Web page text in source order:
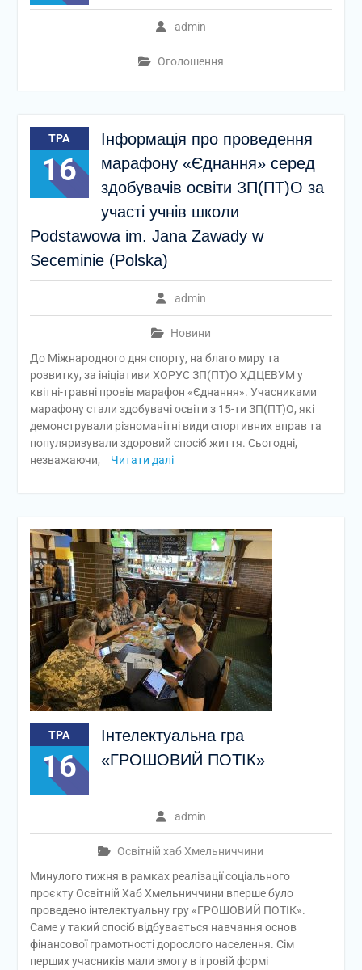
admin
Оголошення
ТРА
16
Інформація про проведення
марафону «Єднання» серед
здобувачів освіти ЗП(ПТ)О за
участі учнів школи
Podstawowa im. Jana Zawady w
Seceminie (Polska)
admin
Новини
До Міжнародного дня спорту, на благо миру та
розвитку, за ініціативи ХОРУС ЗП(ПТ)О ХДЦЕВУМ у
квітні-травні провів марафон «Єднання». Учасниками
марафону стали здобувачі освіти з 15-ти ЗП(ПТ)О, які
демонстрували різноманітні види спортивних вправ та
популяризували здоровий спосіб життя. Сьогодні,
незважаючи,
Читати далі
ТРА
16
Інтелектуальна гра
«ГРОШОВИЙ ПОТІК»
admin
Освітній хаб Хмельниччини
Минулого тижня в рамках реалізації соціального
проєкту Освітній Хаб Хмельниччини вперше було
проведено інтелектуальну гру «ГРОШОВИЙ ПОТІК».
Саме у такий спосіб відбувається навчання основ
фінансової грамотності дорослого населення. Сім
перших учасників мали змогу в ігровій формі